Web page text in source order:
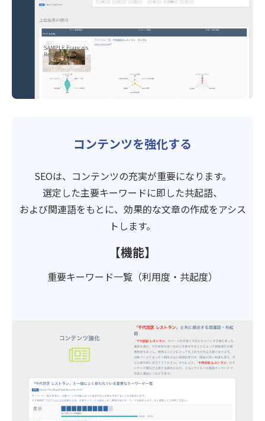
コンテンツを強化する
SEOは、コンテンツの充実が重要になります。
選定した主要キーワードに即した共起語、
および関連語をもとに、効果的な文章の作成をアシス
トします。
【機能】
重要キーワード一覧（利用度・共起度）